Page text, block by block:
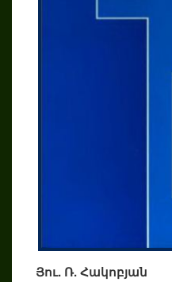
Յու. Ռ. Հակոբյան